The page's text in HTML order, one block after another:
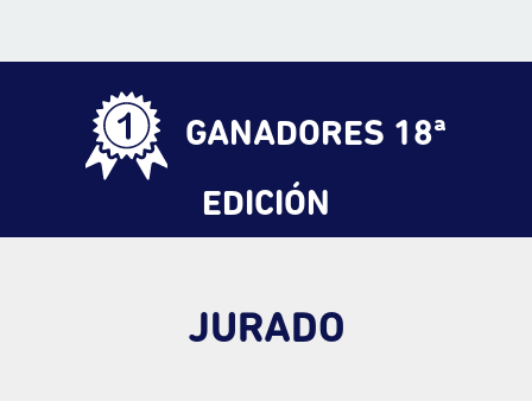
GANADORES 18ª
EDICIÓN
JURADO